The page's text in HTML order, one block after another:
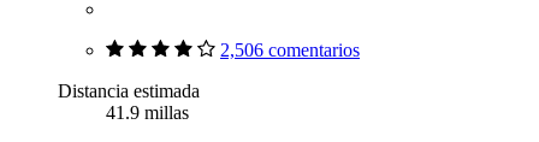
2,506 comentarios
Distancia estimada
41.9 millas